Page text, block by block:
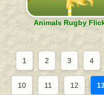
Animals Rugby
1 2 3 4
10 11 12